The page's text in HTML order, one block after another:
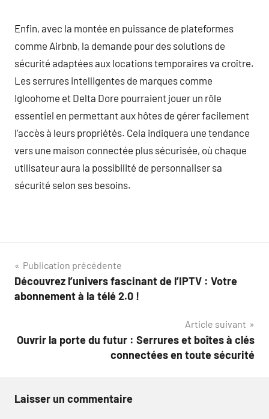
Enfin, avec la montée en puissance de plateformes
comme Airbnb, la demande pour des solutions de
sécurité adaptées aux locations temporaires va croître.
Les serrures intelligentes de marques comme
Igloohome et Delta Dore pourraient jouer un rôle
essentiel en permettant aux hôtes de gérer facilement
l’accès à leurs propriétés. Cela indiquera une tendance
vers une maison connectée plus sécurisée, où chaque
utilisateur aura la possibilité de personnaliser sa
sécurité selon ses besoins.
Navigation
de
Publication précédente
Découvrez l’univers fascinant de l’IPTV : Votre
abonnement à la télé 2.0 !
Article suivant
Ouvrir la porte du futur : Serrures et boîtes à clés
connectées en toute sécurité
Laisser un commentaire